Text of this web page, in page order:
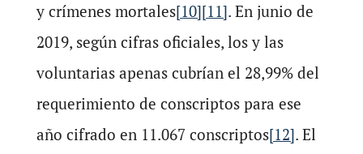
y crímenes mortales[10][11]. En junio de
2019, según cifras oficiales, los y las
voluntarias apenas cubrían el 28,99% del
requerimiento de conscriptos para ese
año cifrado en 11.067 conscriptos[12]. El